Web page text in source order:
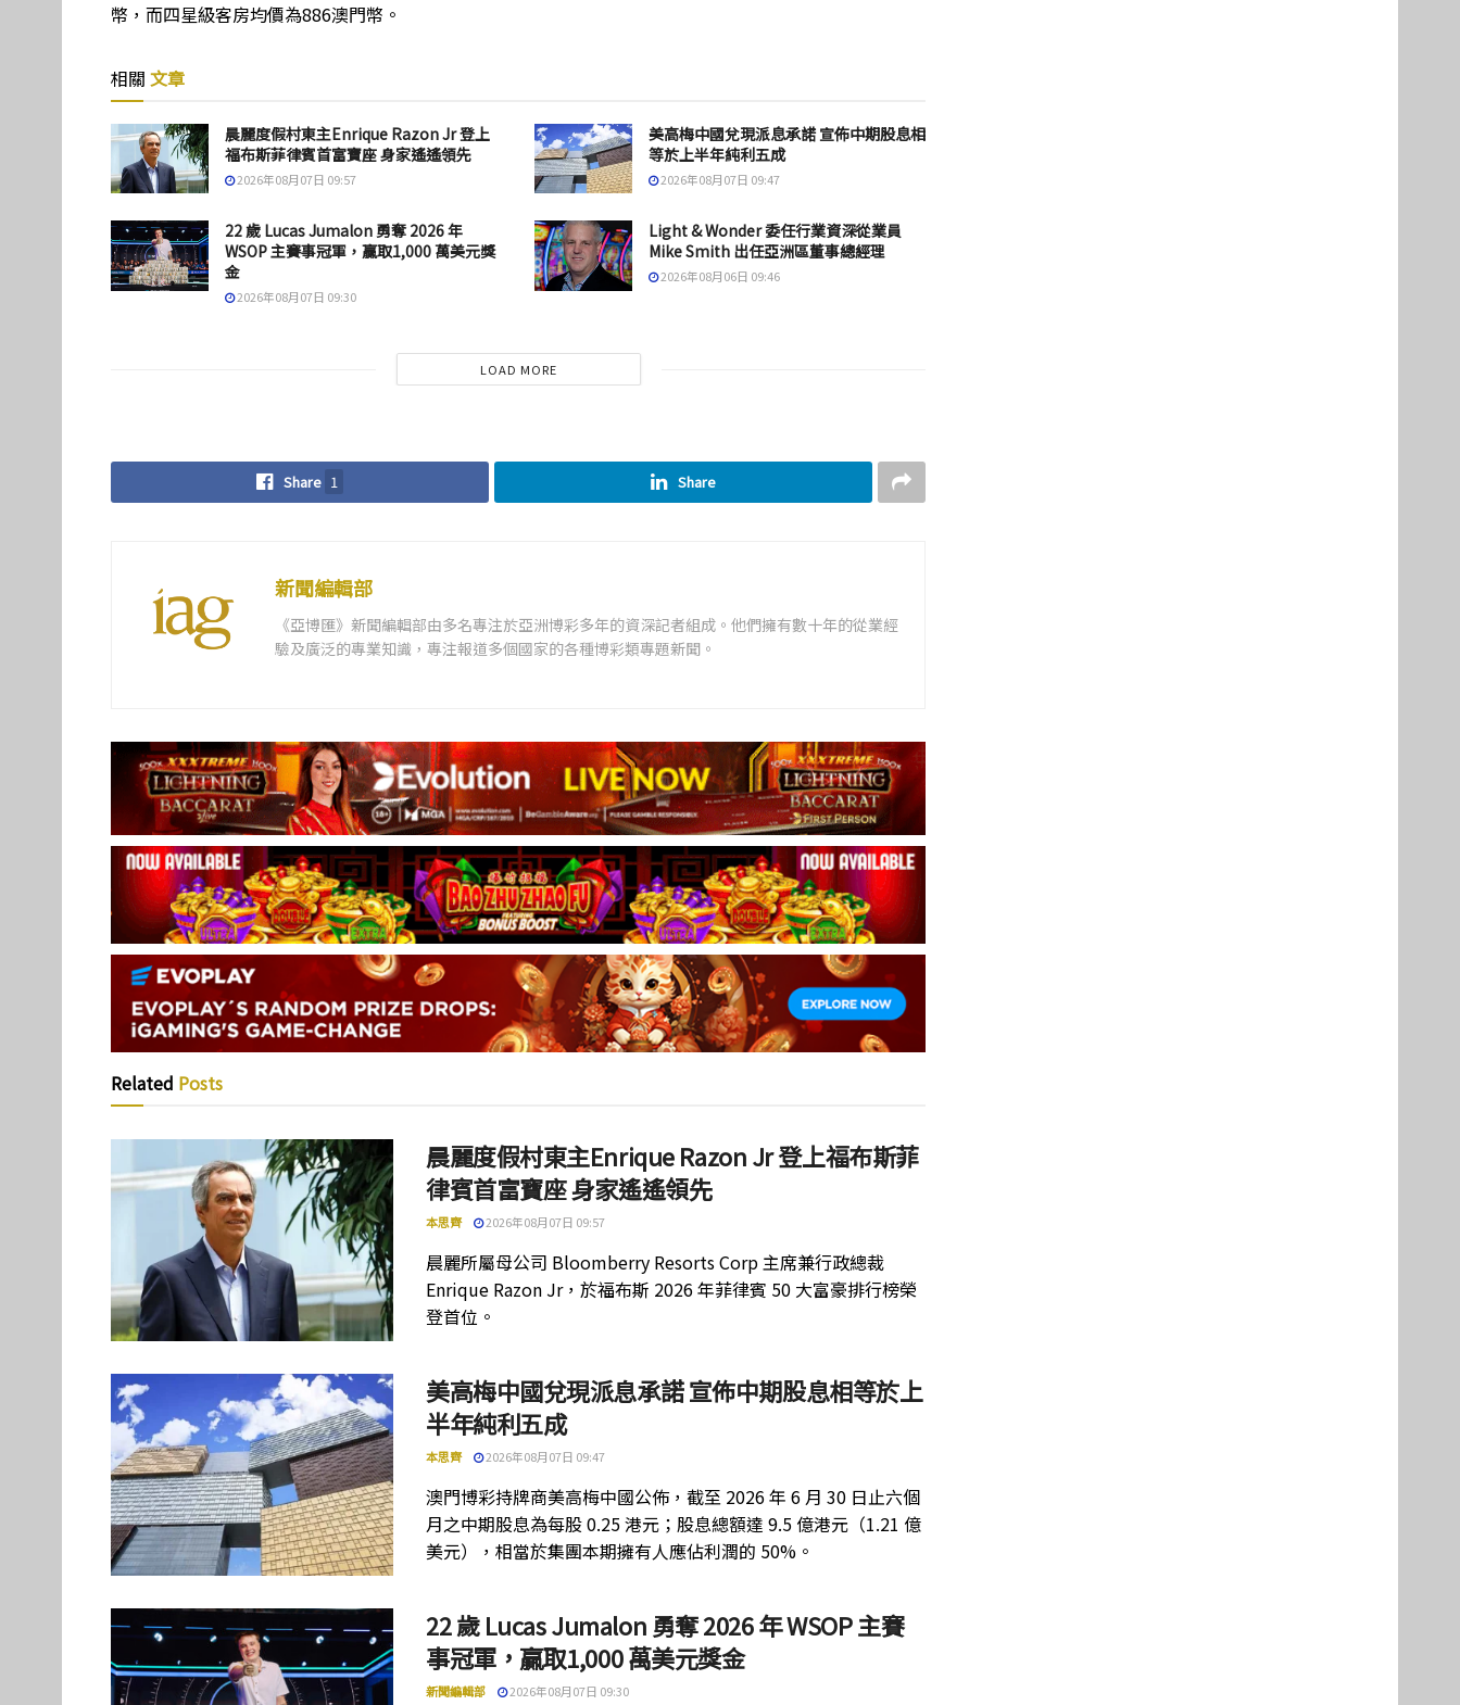
幣，而四星級客房均價為886澳門幣。
相關 文章
晨麗度假村東主Enrique Razon Jr 登上
福布斯菲律賓首富寶座 身家遙遙領先
2026年08月07日 09:57
美高梅中國兌現派息承諾 宣佈中期股息相
等於上半年純利五成
2026年08月07日 09:47
22 歲 Lucas Jumalon 勇奪 2026 年
WSOP 主賽事冠軍，贏取1,000 萬美元獎
金
2026年08月07日 09:30
Light & Wonder 委任行業資深從業員
Mike Smith 出任亞洲區董事總經理
2026年08月06日 09:46
LOAD MORE
Share 1 Share
新聞編輯部
《亞博匯》新聞編輯部由多名專注於亞洲博彩多年的資深記者組成。他們擁有數十年的從業經
驗及廣泛的專業知識，專注報道多個國家的各種博彩類專題新聞。
Related Posts
晨麗度假村東主Enrique Razon Jr 登上福布斯菲
律賓首富寶座 身家遙遙領先
本思齊 2026年08月07日 09:57
晨麗所屬母公司 Bloomberry Resorts Corp 主席兼行政總裁
Enrique Razon Jr，於福布斯 2026 年菲律賓 50 大富豪排行榜榮
登首位。
美高梅中國兌現派息承諾 宣佈中期股息相等於上
半年純利五成
本思齊 2026年08月07日 09:47
澳門博彩持牌商美高梅中國公佈，截至 2026 年 6 月 30 日止六個
月之中期股息為每股 0.25 港元；股息總額達 9.5 億港元（1.21 億
美元），相當於集團本期擁有人應佔利潤的 50%。
22 歲 Lucas Jumalon 勇奪 2026 年 WSOP 主賽
事冠軍，贏取1,000 萬美元獎金
新聞編輯部 2026年08月07日 09:30